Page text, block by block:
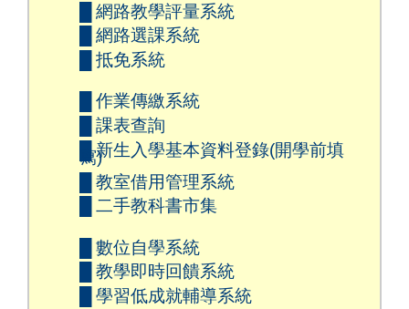
█ 網路教學評量系統
█ 網路選課系統
█ 抵免系統
█ 作業傳繳系統
█ 課表查詢
█ 新生入學基本資料登錄(開學前填
寫)
█ 教室借用管理系統
█ 二手教科書市集
█ 數位自學系統
█ 教學即時回饋系統
█ 學習低成就輔導系統